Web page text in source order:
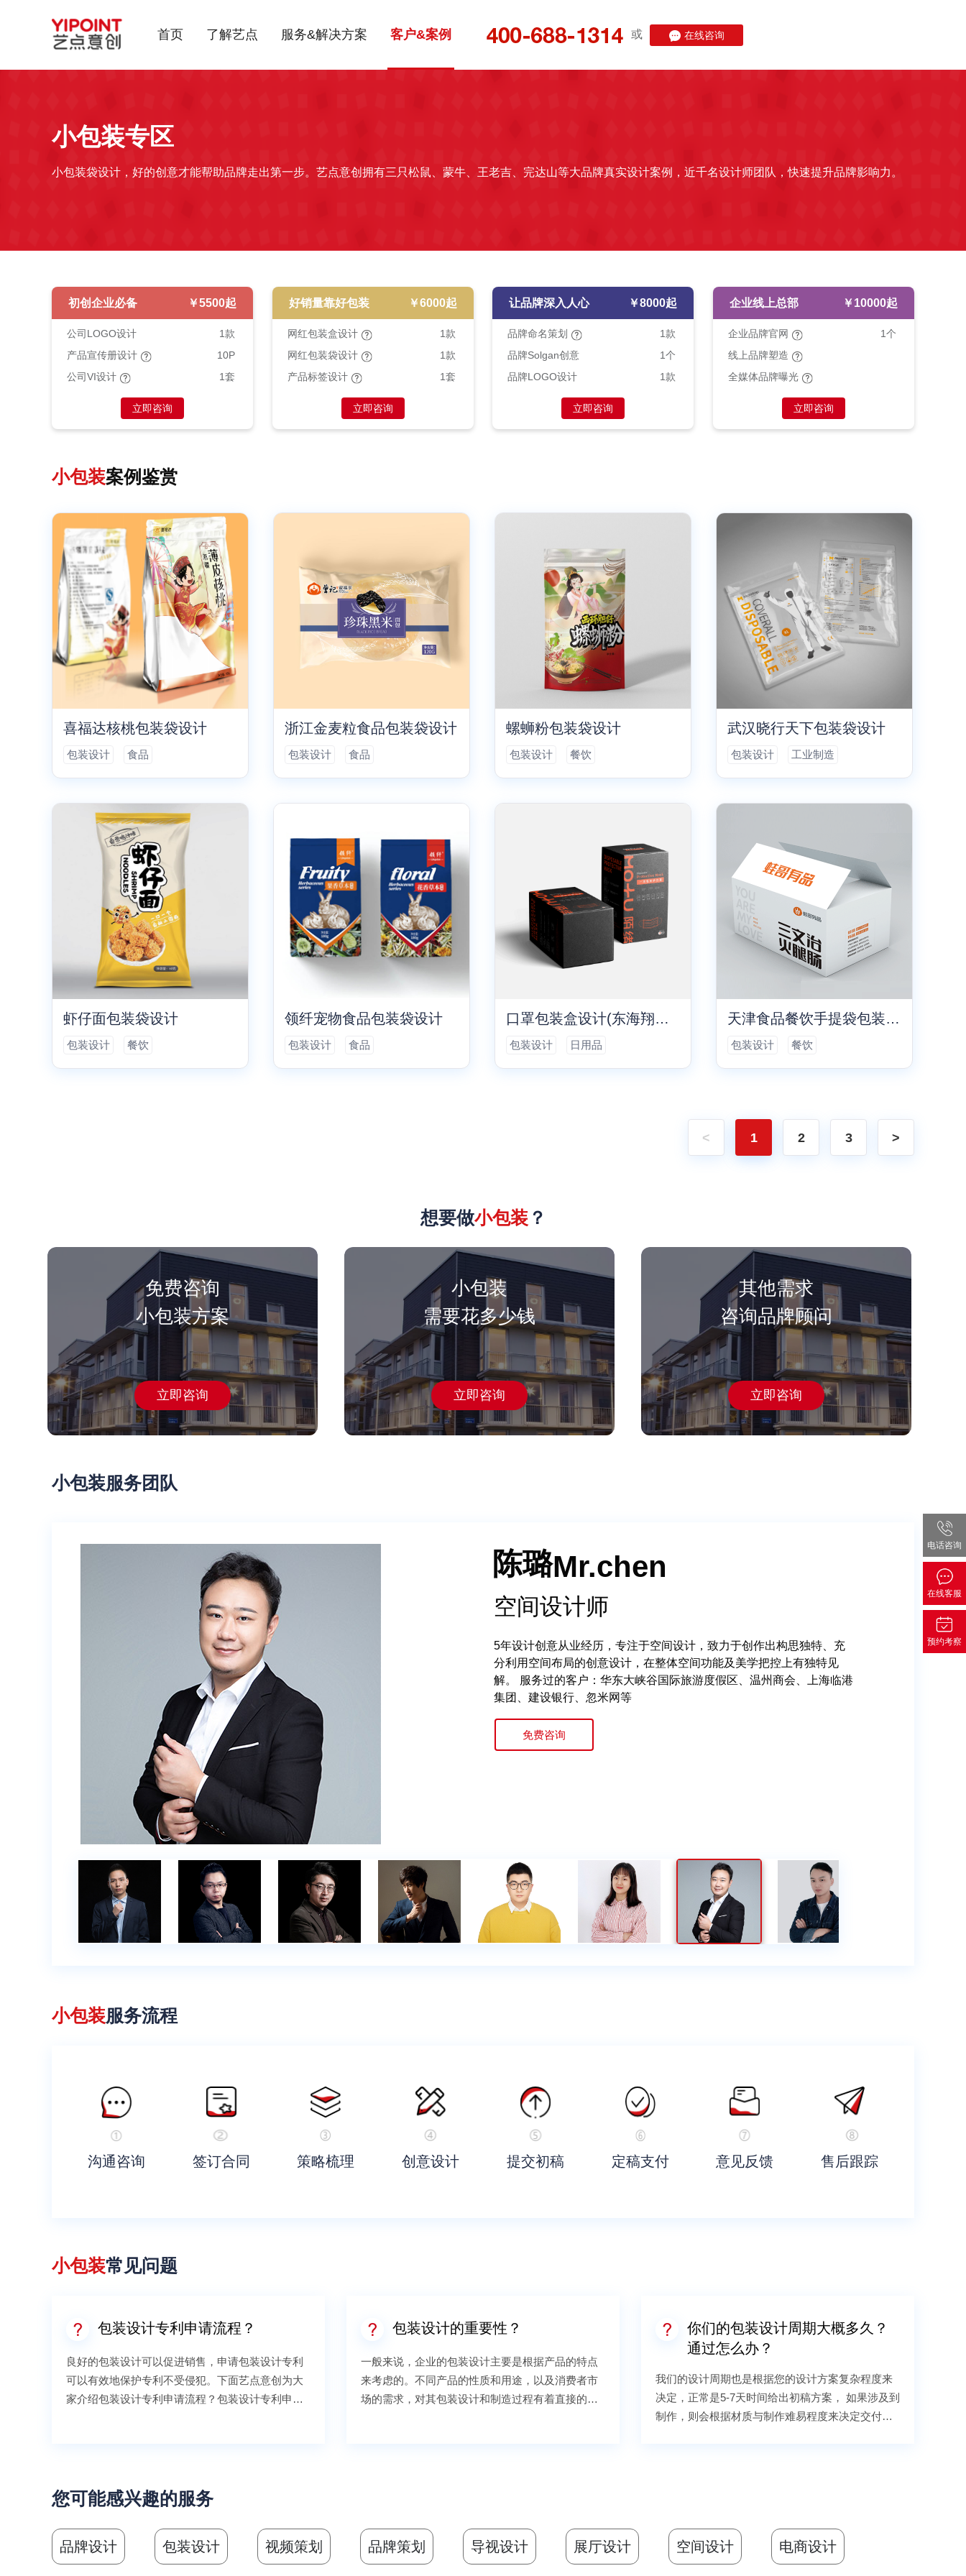
首页 了解艺点 服务&解决方案 客户&案例 或 在线咨询
小包装专区
小包装袋设计，好的创意才能帮助品牌走出第一步。艺点意创拥有三只松鼠、蒙牛、王老吉、完达山等大品牌真实设计案例，近千名设计师团队，快速提升品牌影响力。
初创企业必备 ￥5500起
公司LOGO设计
1款
产品宣传册设计
10P
公司VI设计
1套
立即咨询
好销量靠好包装 ￥6000起
网红包装盒设计
1款
网红包装袋设计
1款
产品标签设计
1套
立即咨询
让品牌深入人心 ￥8000起
品牌命名策划
1款
品牌Solgan创意
1个
品牌LOGO设计
1款
立即咨询
企业线上总部 ￥10000起
企业品牌官网
1个
线上品牌塑造
全媒体品牌曝光
立即咨询
小包装案例鉴赏
喜福达核桃包装袋设计
包装设计 食品
浙江金麦粒食品包装袋设计
包装设计 食品
螺蛳粉包装袋设计
包装设计 餐饮
武汉晓行天下包装袋设计
包装设计 工业制造
虾仔面包装袋设计
包装设计 餐饮
领纤宠物食品包装袋设计
包装设计 食品
口罩包装盒设计(东海翔防护用品)
包装设计 日用品
天津食品餐饮手提袋包装设计
包装设计 餐饮
< 1 2 3 >
想要做小包装 ？
免费咨询
小包装方案
立即咨询
小包装
需要花多少钱
立即咨询
其他需求
咨询品牌顾问
立即咨询
小包装服务团队
赵振宇Mr.zhao
首席创意设计
15年广告行业设计及创意从业经历,10年创意总监经验,期间服务客户数
过百。 曾先后在美国DMG、美国GREY、 日本电通、世纪座标负责创
意设计管理工作， 曾荣获ONE SHOW、CANNES、WOLRD STAR、
中国广告节多项创意设计大奖。
免费咨询
王晓冬Mr.wang
设计总监
10年大中型项目设计和施工管理经验，5年设计总监经验，服务百余客
户，覆盖行业广泛。 擅长遵循市场定位，挖掘概念、发挥创意、精准地
判断设计方案，把控执行的能力；具有良好的执行力和协调能力， 负有
责任感和敬业精神；设计国庆阅兵花车“浴血奋战“、“奋斗创业”，负责山
多次长城奖银奖、铜奖。
王建雄Mr.wang
设计总监
14年广告行业设计及创意从业经验，专注于品牌管理14年，曾服务于香
港西可品牌管理公司，东道品牌创意集团等多家4A企业。 主要通过国
际化的设计和品牌管理之道，为客户提供多元化品牌体验。 先后服务过
香港·陈世家、金诺律师、LCB、宝马、伯利恒、大桥道、COFCO、
得中国·华北设计艺术大展的金奖、银奖、优秀奖；天津海河杯设计奖，
天津百名设计人才奖；山西兵马俑文创设计奖等等。
熊超Mr.xiong
策略经理
六年策划经验，主要擅长活动策划、对新媒体运营及对外商务和市场推
广有一定经历经验，参与运营项目有重庆马拉松、佳得乐杯星际足球
赛、云阳龙缸青年爱情旅游文化节暨吉尼斯世界纪录挑战、 重庆酉阳桃
女郎选拔赛、2019重庆双晒——江北区书记晒文旅活动等，服务过包括
旅等品牌。
唐怡Ms.tang
策略经理
10年文化品牌构建全案策略工作经验，参与服务全国公安文化建设系
统、电力文化建设系统、党建文化建设具策略及落地执行，服务2个项
目同时获公安部全国评选第一、二名， 熟悉广告材质、多媒体内容创意
应用方法。
免费咨询
陈璐Mr.chen
空间设计师
5年设计创意从业经历，专注于空间设计，致力于创作出构思独特、充
分利用空间布局的创意设计，在整体空间功能及美学把控上有独特见
解。 服务过的客户：华东大峡谷国际旅游度假区、温州商会、上海临港
集团、建设银行、忽米网等
免费咨询
杜晓明Mr.du
设计副总
10年从业经验，为众多企业提供品牌设计,logo设计，活动物料设计等。
服务客户：一汽丰田、一汽大众奥迪、特斯拉、蔚来汽车、东风日产、
美团、OFO、绿地集团、中国平安、阿迪达斯、西门子等。
免费咨询
杨德静Ms.yang
资深设计师
7年设计创意从业经历，5年交互设计经验，服务过多家国内外知名企
业。专注于创意设计多年， 曾服务于马来西亚咖啡品牌“益昌老街”，清
华同方旗下产品“同方电视”，苏州文创产品老阊门以及知名箱包行业爱
华仕等。 致力于为注重“企业形象”和“品牌气质”的高要求客户提供整体
免费咨询
陈俊邑Mr.chen
副总裁
资深广告人，20年广告制作和客户服务经验。曾长期担任国际4A公司资
深制作经理和客户总监。 2013年在上海创立品牌策划公司，2015年底
被艺点收购。 先后服务了大金空调、别克汽车、华东医药、九阳股份、
贵州中烟、娃哈哈等众多知名企业。
免费咨询
赵振宇Mr.zhao
首席创意设计
15年广告行业设计及创意从业经历,10年创意总监经验,期间服务客户数
过百。 曾先后在美国DMG、美国GREY、 日本电通、世纪座标负责创
意设计管理工作， 曾荣获ONE SHOW、CANNES、WOLRD STAR、
中国广告节多项创意设计大奖。
免费咨询
王晓冬Mr.wang
设计总监
10年大中型项目设计和施工管理经验，5年设计总监经验，服务百余客
户，覆盖行业广泛。 擅长遵循市场定位，挖掘概念、发挥创意、精准地
判断设计方案，把控执行的能力；具有良好的执行力和协调能力， 负有
责任感和敬业精神；设计国庆阅兵花车“浴血奋战“、“奋斗创业”，负责山
多次长城奖银奖、铜奖。
王建雄Mr.wang
设计总监
14年广告行业设计及创意从业经验，专注于品牌管理14年，曾服务于香
港西可品牌管理公司，东道品牌创意集团等多家4A企业。 主要通过国
际化的设计和品牌管理之道，为客户提供多元化品牌体验。 先后服务过
香港·陈世家、金诺律师、LCB、宝马、伯利恒、大桥道、COFCO、
得中国·华北设计艺术大展的金奖、银奖、优秀奖；天津海河杯设计奖，
天津百名设计人才奖；山西兵马俑文创设计奖等等。
熊超Mr.xiong
策略经理
六年策划经验，主要擅长活动策划、对新媒体运营及对外商务和市场推
广有一定经历经验，参与运营项目有重庆马拉松、佳得乐杯星际足球
赛、云阳龙缸青年爱情旅游文化节暨吉尼斯世界纪录挑战、 重庆酉阳桃
女郎选拔赛、2019重庆双晒——江北区书记晒文旅活动等，服务过包括
旅等品牌。
唐怡Ms.tang
策略经理
10年文化品牌构建全案策略工作经验，参与服务全国公安文化建设系
统、电力文化建设系统、党建文化建设具策略及落地执行，服务2个项
目同时获公安部全国评选第一、二名， 熟悉广告材质、多媒体内容创意
应用方法。
免费咨询
陈璐Mr.chen
空间设计师
5年设计创意从业经历，专注于空间设计，致力于创作出构思独特、充
分利用空间布局的创意设计，在整体空间功能及美学把控上有独特见
解。 服务过的客户：华东大峡谷国际旅游度假区、温州商会、上海临港
集团、建设银行、忽米网等
免费咨询
Mr.du
免费咨询
Ms.yang
免费咨询
Mr.chen
免费咨询
Mr.zhao
免费咨询
Mr.wang
Mr.wang
Mr.xiong
Ms.tang
免费咨询
Mr.chen
免费咨询
Mr.du
免费咨询
小包装服务流程
沟通咨询 签订合同 策略梳理 创意设计 提交初稿 定稿支付 意见反馈 售后跟踪
小包装常见问题
包装设计专利申请流程？
良好的包装设计可以促进销售，申请包装设计专利
可以有效地保护专利不受侵犯。下面艺点意创为大
家介绍包装设计专利申请流程？包装设计专利申请
行初步审查，未发现驳回理由的，专利局将发出通
知。通常需要6个月的时间，从提交专利申请到专利
局发出授权通知书。专利管理局发出授权通知书及
办理登记手续通知书后，申请人应在收到通知书之
日起2个月内缴纳登记费、印字费和在该年的授权年
包装设计的重要性？
一般来说，企业的包装设计主要是根据产品的特点
来考虑的。不同产品的性质和用途，以及消费者市
场的需求，对其包装设计和制造过程有着直接的影
销售主张和特点，吸引消费者的注意力。简单来
说，包装是产品的外衣，是品牌的直接信息载体，
是消费者感知企业的窗口。2、美化品牌别具一格，
你们的包装设计周期大概多久？
通过怎么办？
我们的设计周期也是根据您的设计方案复杂程度来
决定，正常是5-7天时间给出初稿方案， 如果涉及到
制作，则会根据材质与制作难易程度来决定交付时
您可能感兴趣的服务
品牌设计 包装设计 视频策划 品牌策划 导视设计 展厅设计 空间设计 电商设计
电话咨询
在线客服
预约考察